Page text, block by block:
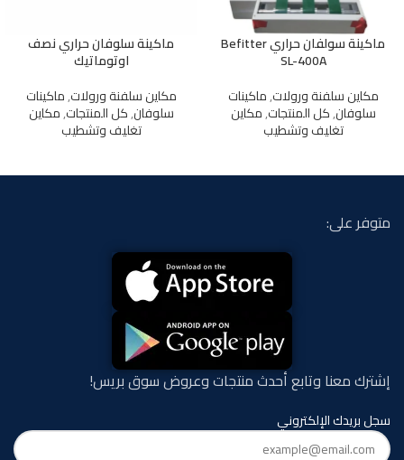
ماكينة سولفان حراري Befitter
SL-400A
مكاين سلفنة ورولات,ماكينات
سلوفان,كل المنتجات,مكاين
تغليف وتشطيب
ماكينة سلوفان حراري نصف
اوتوماتيك
مكاين سلفنة ورولات,ماكينات
سلوفان,كل المنتجات,مكاين
تغليف وتشطيب
متوفر على:
إشترك معنا وتابع أحدث منتجات وعروض سوق بريس!
سجل بريدك الإلكتروني